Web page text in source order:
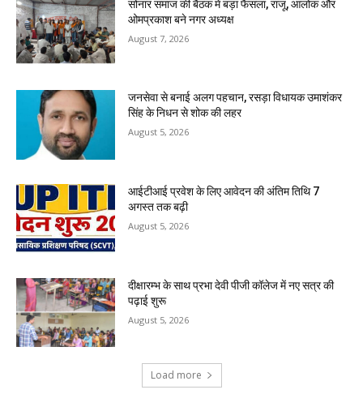
सोनार समाज की बैठक में बड़ा फैसला, राजू, आलोक और
ओमप्रकाश बने नगर अध्यक्ष
August 7, 2026
जनसेवा से बनाई अलग पहचान, रसड़ा विधायक उमाशंकर
सिंह के निधन से शोक की लहर
August 5, 2026
आईटीआई प्रवेश के लिए आवेदन की अंतिम तिथि 7
अगस्त तक बढ़ी
August 5, 2026
दीक्षारम्भ के साथ प्रभा देवी पीजी कॉलेज में नए सत्र की
पढ़ाई शुरू
August 5, 2026
Load more